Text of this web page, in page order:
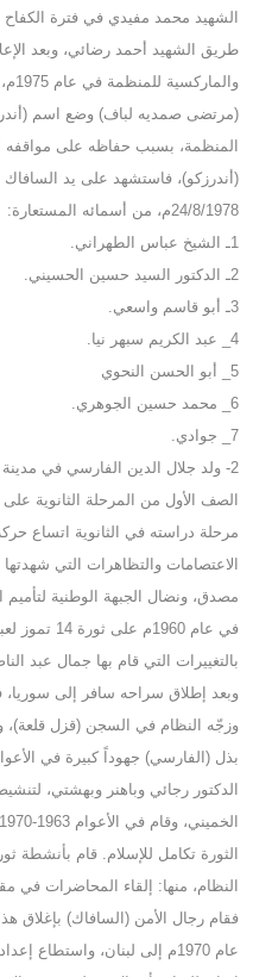
الشهيد محمد مفيدي في فترة
طريق الشهيد أحمد رضائي، وبعد
(مرتضى صمديه لباف) وضع اسم
المنظمة، بسبب حفاظه على مواقفه
24/8/1978م، من أسمائه المستعارة:
1ـ الشيخ عباس الطهراني.
2ـ الدكتور السيد حسين الحسيني.
3ـ أبو قاسم واسعي.
4_ عبد الكريم سبهر نيا.
5_ أبو الحسن النحوي
6_ محمد حسين الجوهري.
7_ جوادي.
الصف الأول من المرحلة الثانوية
مرحلة دراسته في الثانوية اتساع
الاعتصامات والتظاهرات التي شهدتها
مصدق، ونضال الجبهة الوطنية
في عام
بالتغييرات التي قام بها جمال عبد
وبعد إطلاق سراحه سافر إلى سوريا،
الدكتور رجائي وباهنر وبهشتي،
الثورة تكامل للإسلام. قام بأنشطة
النظام، منها: إلقاء المحاضرات في
فقام رجال الأمن (السافاك) بإغلاق
عام 1970م إلى لبنان،